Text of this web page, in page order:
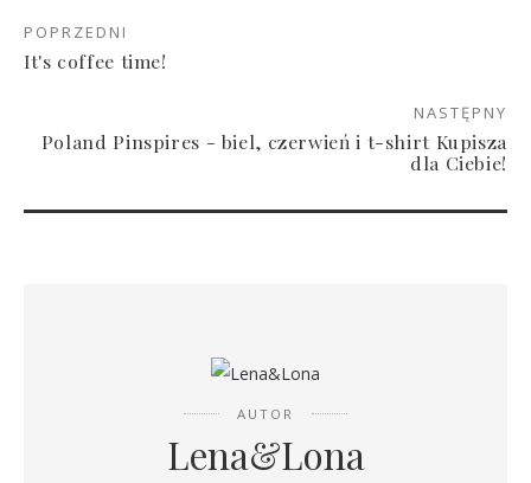
POPRZEDNI
It's coffee time!
NASTĘPNY
Poland Pinspires - biel, czerwień i t-shirt Kupisza
dla Ciebie!
AUTOR
Lena&Lona